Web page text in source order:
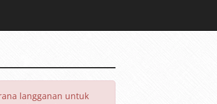
langganan untuk